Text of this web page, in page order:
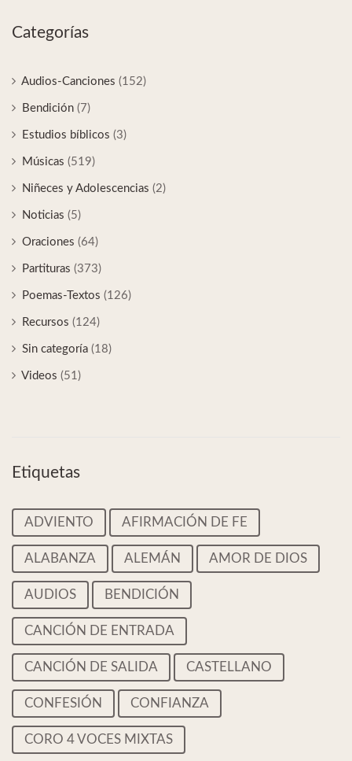
Categorías
Audios-Canciones (152)
Bendición (7)
Estudios bíblicos (3)
Músicas (519)
Niñeces y Adolescencias (2)
Noticias (5)
Oraciones (64)
Partituras (373)
Poemas-Textos (126)
Recursos (124)
Sin categoría (18)
Videos (51)
Etiquetas
ADVIENTO AFIRMACIÓN DE FE
ALABANZA ALEMÁN AMOR DE DIOS
AUDIOS BENDICIÓN
CANCIÓN DE ENTRADA
CANCIÓN DE SALIDA CASTELLANO
CONFESIÓN CONFIANZA
CORO 4 VOCES MIXTAS